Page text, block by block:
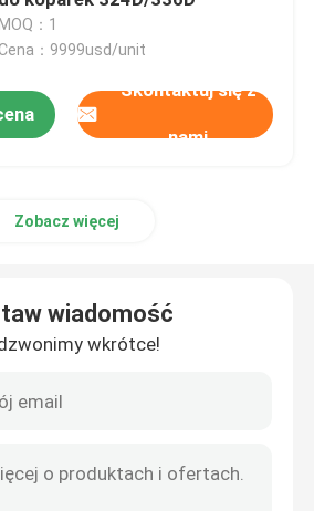
biegów
MOQ：1
：9999usd/unit
Skontaktuj się z
nami
Zobacz więcej
wiadomość
wkrótce!